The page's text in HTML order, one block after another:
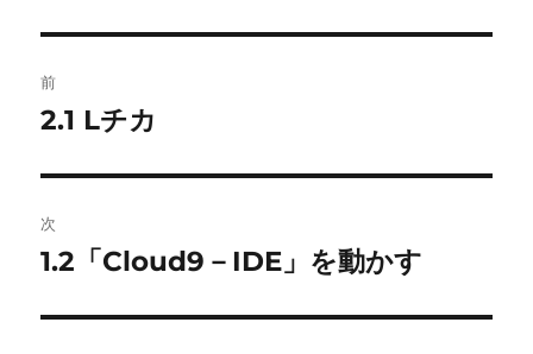
稿
ビ
ゲ
ー
前
前
投
稿:
2.1 Lチカ
次
次
投
1.2「Cloud9－IDE」を動かす